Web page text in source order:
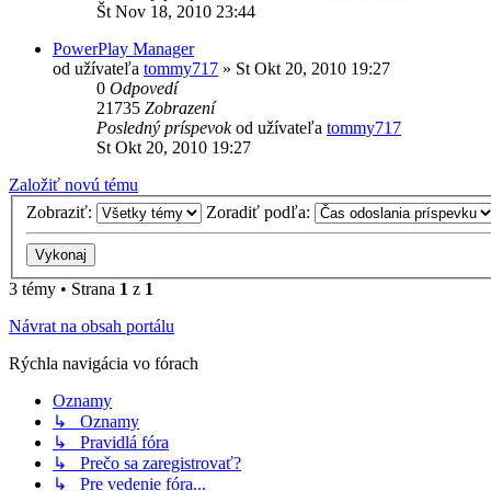
Št Nov 18, 2010 23:44
PowerPlay Manager
od užívateľa tommy717 » St Okt 20, 2010 19:27
0 Odpovedí
21735 Zobrazení
Posledný príspevokod užívateľa tommy717
St Okt 20, 2010 19:27
Založiť novú tému
Zobraziť:
Zoradiť podľa:
3 témy • Strana 1 z 1
Návrat na obsah portálu
Rýchla navigácia vo fórach
Oznamy
↳ Oznamy
↳ Pravidlá fóra
↳ Prečo sa zaregistrovať?
↳ Pre vedenie fóra...